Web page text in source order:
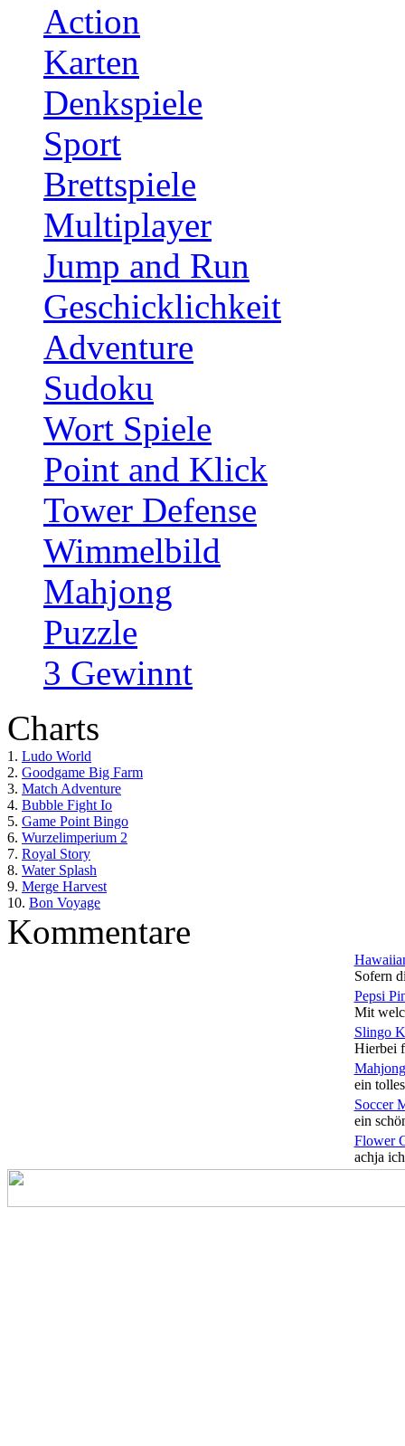
Action
Karten
Denkspiele
Sport
Brettspiele
Multiplayer
Jump and Run
Geschicklichkeit
Adventure
Sudoku
Wort Spiele
Point and Klick
Tower Defense
Wimmelbild
Mahjong
Puzzle
3 Gewinnt
Charts
1. Ludo World
2. Goodgame Big Farm
3. Match Adventure
4. Bubble Fight Io
5. Game Point Bingo
6. Wurzelimperium 2
7. Royal Story
8. Water Splash
9. Merge Harvest
10. Bon Voyage
Kommentare
Sofern
Pepsi
Mit
Slingo
Hierbei
ein
Soccer
ein
Flower
achja